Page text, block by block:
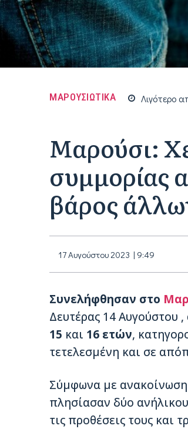
ΜΑΡΟΥΣΙΩΤΙΚΑ Λιγότερο
Μαρούσι:
συμμορίας
βάρος
17 Αυγούστου 2023 | 9:49
Συνελήφθησαν στο
Δευτέρας 14 Αυγούστου
15 και 16 ετών,
τετελεσμένη και σε
Σύμφωνα με ανακοίνωση
πλησίασαν δύο
τις προθέσεις τους και